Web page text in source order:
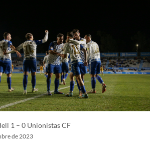
1 – 0 Unionistas CF
de 2023